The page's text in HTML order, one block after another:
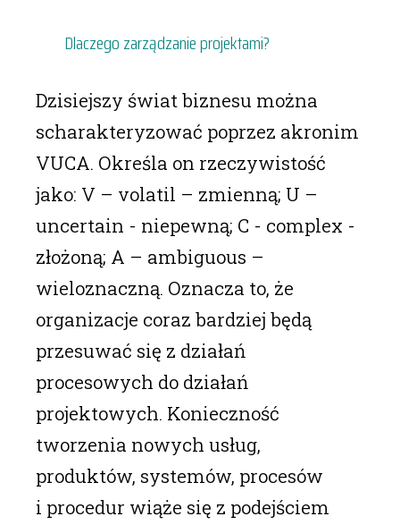
Dlaczego zarządzanie projektami?
Dzisiejszy świat biznesu można
scharakteryzować poprzez akronim
VUCA. Określa on rzeczywistość
jako: V – volatil – zmienną; U –
uncertain - niepewną; C - complex -
złożoną; A – ambiguous –
wieloznaczną. Oznacza to, że
organizacje coraz bardziej będą
przesuwać się z działań
procesowych do działań
projektowych. Konieczność
tworzenia nowych usług,
produktów, systemów, procesów
i procedur wiąże się z podejściem